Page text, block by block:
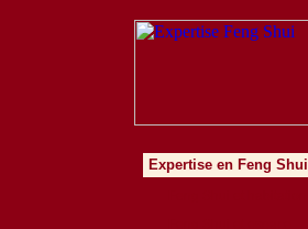
Expertise en Feng Shui